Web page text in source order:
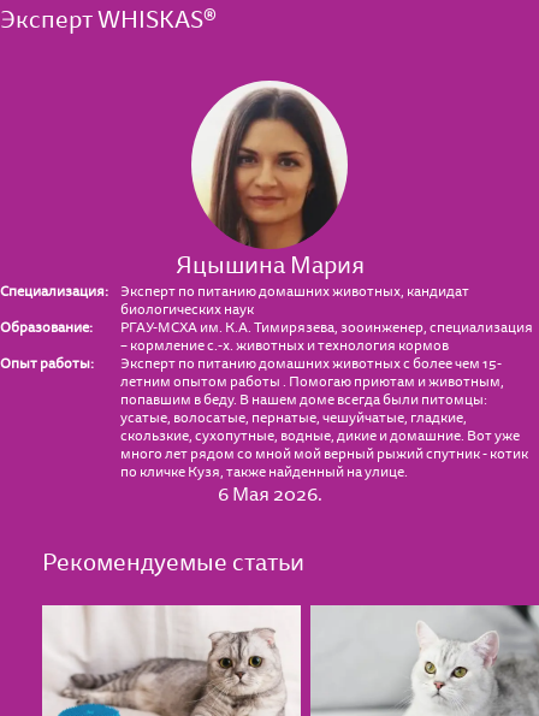
Эксперт WHISKAS®
Яцышина Мария
Специализация:
Эксперт по питанию домашних животных, кандидат
биологических наук
Образование:
РГАУ-МСХА им. К.А. Тимирязева, зооинженер, специализация
– кормление с.-х. животных и технология кормов
Опыт работы:
Эксперт по питанию домашних животных с более чем 15-
летним опытом работы . Помогаю приютам и животным,
попавшим в беду. В нашем доме всегда были питомцы:
усатые, волосатые, пернатые, чешуйчатые, гладкие,
скользкие, сухопутные, водные, дикие и домашние. Вот уже
много лет рядом со мной мой верный рыжий спутник - котик
по кличке Кузя, также найденный на улице.
6 Мая 2026.
Рекомендуемые статьи